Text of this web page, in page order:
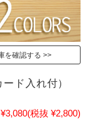
を確認する
ド入れ付）
¥3,080(税抜 ¥2,800)